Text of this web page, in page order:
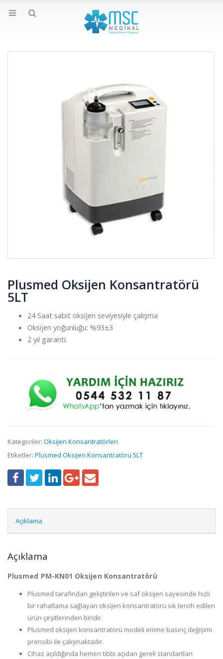
Plusmed Oksijen Konsantratörü
5LT
24 Saat sabit oksijen seviyesiyle çalışma
Oksijen yoğunluğu: %93±3
2 yıl garanti.
Kategoriler: Oksijen Konsantratörleri
Etiketler: Plusmed Oksijen Konsantratörü 5LT
Açıklama
Açıklama
Plusmed PM-KN01 Oksijen Konsantratörü
Plusmed tarafından geliştirilen ve saf oksijen sayesinde hızlı
bir rahatlama sağlayan oksijen konsantratörü sık tercih edilen
ürün çeşitlerinden biridir.
Plusmed oksijen konsantratörü modeli emme basınç değişimi
prensibi ile çalışmaktadır.
Cihaz açıldığında hemen tıbbi açıdan gereli standartları